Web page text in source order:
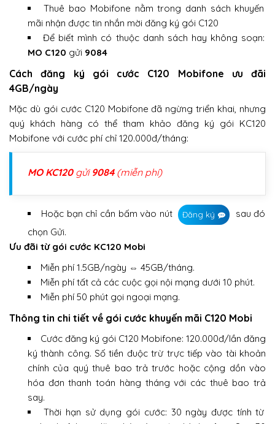
Thuê bao Mobifone nằm trong danh sách khuyến
mãi nhận được tin nhắn mời đăng ký gói C120
Để biết mình có thuộc danh sách hay không soạn:
MO C120 gửi 9084
Cách đăng ký gói cước C120 Mobifone ưu đãi
4GB/ngày
Mặc dù gói cước C120 Mobifone đã ngừng triển khai, nhưng
quý khách hàng có thể tham khảo đăng ký gói KC120
Mobifone với cước phí chỉ 120.000đ/tháng:
MO KC120gửi 9084 (miễn phí)
Hoặc bạn chỉ cần bấm vào nút Đăng ký
sau đó
chọn Gửi.
Ưu đãi từ gói cước KC120 Mobi
Miễn phí 1.5GB/ngày ⇔ 45GB/tháng.
Miễn phí tất cả các cuộc gọi nội mạng dưới 10 phút.
Miễn phí 50 phút gọi ngoại mạng.
Thông tin chi tiết về gói cước khuyến mãi C120 Mobi
Cước đăng ký gói C120 Mobifone: 120.000đ/lần đăng
ký thành công. Số tiền đuộc trừ trực tiếp vào tài khoản
chính của quý thuê bao trả trước hoặc cộng dồn vào
hóa đơn thanh toán hàng tháng với các thuê bao trả
say.
Thời hạn sử dụng gói cước: 30 ngày được tính từ